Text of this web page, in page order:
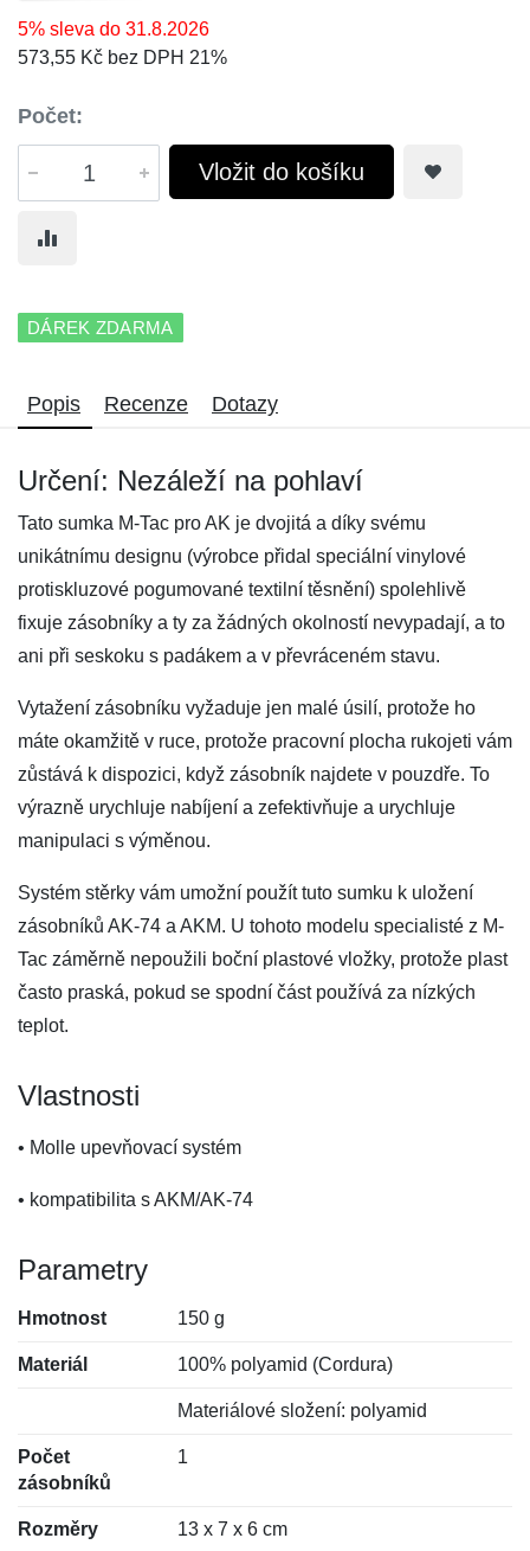
5% sleva do 31.8.2026
573,55 Kč bez DPH 21%
Počet:
Vložit do košíku
DÁREK ZDARMA
Popis Recenze Dotazy
Určení: Nezáleží na pohlaví
Tato sumka M-Tac pro AK je dvojitá a díky svému
unikátnímu designu (výrobce přidal speciální vinylové
protiskluzové pogumované textilní těsnění) spolehlivě
fixuje zásobníky a ty za žádných okolností nevypadají, a to
ani při seskoku s padákem a v převráceném stavu.
Vytažení zásobníku vyžaduje jen malé úsilí, protože ho
máte okamžitě v ruce, protože pracovní plocha rukojeti vám
zůstává k dispozici, když zásobník najdete v pouzdře. To
výrazně urychluje nabíjení a zefektivňuje a urychluje
manipulaci s výměnou.
Systém stěrky vám umožní použít tuto sumku k uložení
zásobníků AK-74 a AKM. U tohoto modelu specialisté z M-
Tac záměrně nepoužili boční plastové vložky, protože plast
často praská, pokud se spodní část používá za nízkých
teplot.
Vlastnosti
• Molle upevňovací systém
• kompatibilita s AKM/AK-74
Parametry
Hmotnost 150 g
Materiál 100% polyamid (Cordura)
Materiálové složení: polyamid
Počet
zásobníků
1
Rozměry 13 x 7 x 6 cm